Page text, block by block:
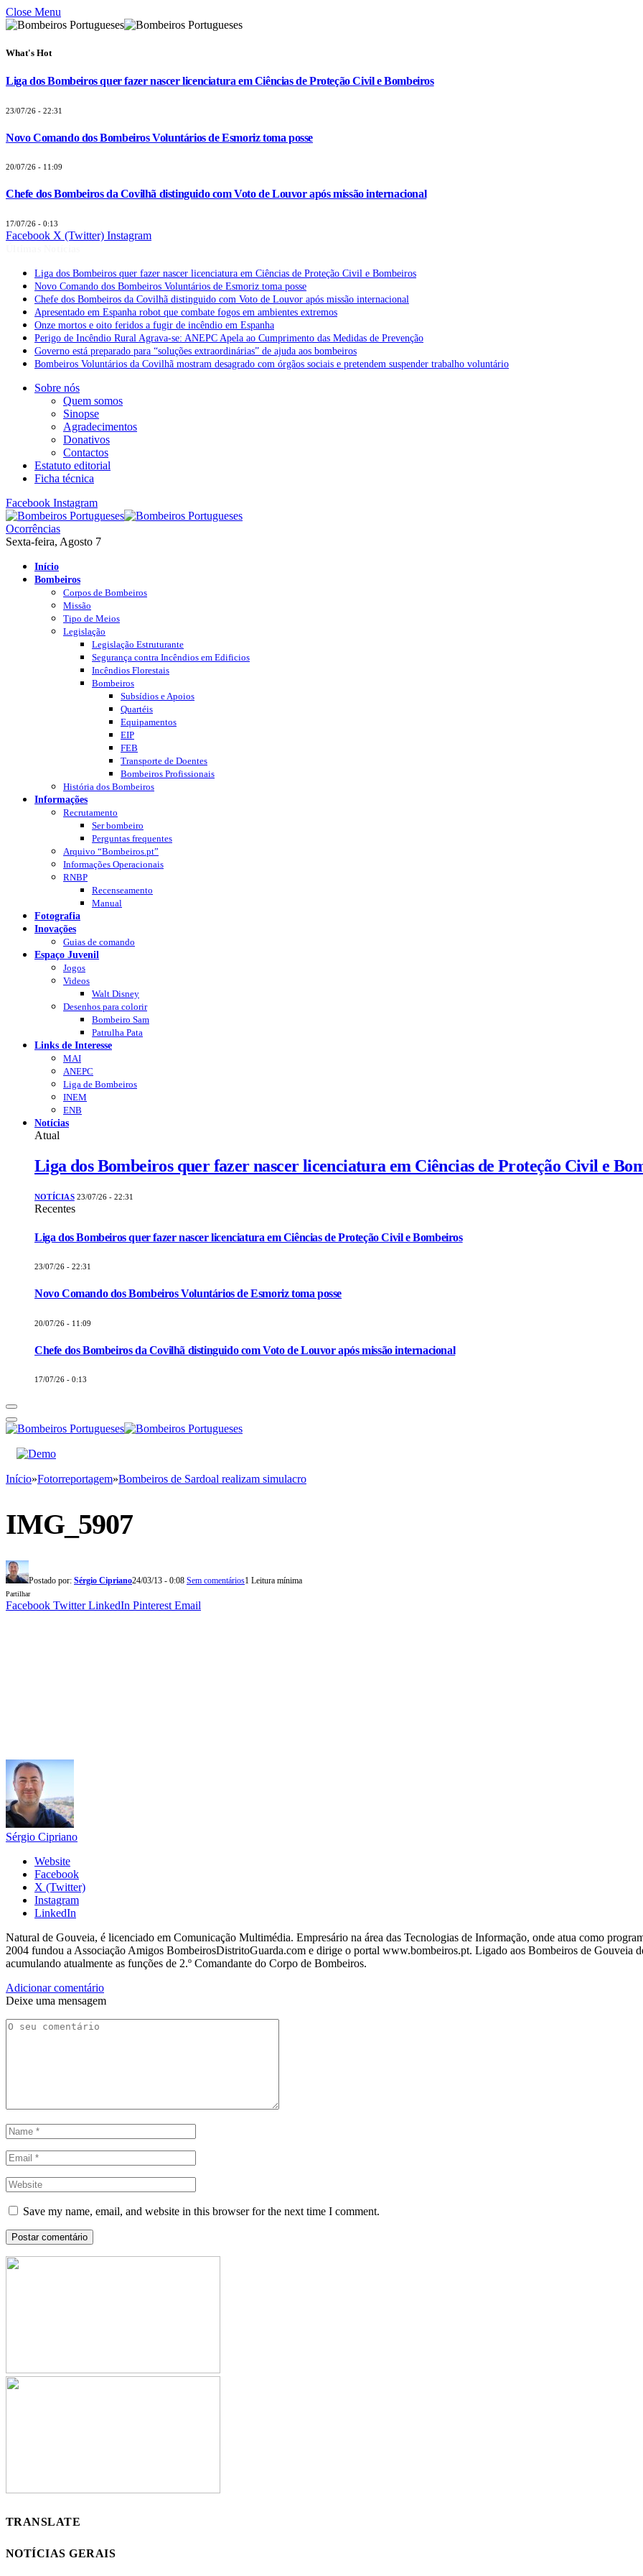
Close Menu
What's Hot
Liga dos Bombeiros quer fazer nascer licenciatura em Ciências de Proteção Civil e Bombeiros
23/07/26 - 22:31
Novo Comando dos Bombeiros Voluntários de Esmoriz toma posse
20/07/26 - 11:09
Chefe dos Bombeiros da Covilhã distinguido com Voto de Louvor após missão internacional
17/07/26 - 0:13
Facebook X (Twitter) Instagram
Liga dos Bombeiros quer fazer nascer licenciatura em Ciências de Proteção Civil e Bombeiros
Novo Comando dos Bombeiros Voluntários de Esmoriz toma posse
Chefe dos Bombeiros da Covilhã distinguido com Voto de Louvor após missão internacional
Apresentado em Espanha robot que combate fogos em ambientes extremos
Onze mortos e oito feridos a fugir de incêndio em Espanha
Perigo de Incêndio Rural Agrava-se: ANEPC Apela ao Cumprimento das Medidas de Prevenção
Governo está preparado para “soluções extraordinárias” de ajuda aos bombeiros
Bombeiros Voluntários da Covilhã mostram desagrado com órgãos sociais e pretendem suspender trabalho voluntário
Sobre nós
Quem somos
Sinopse
Agradecimentos
Donativos
Contactos
Estatuto editorial
Ficha técnica
Facebook Instagram
Ocorrências
Sexta-feira, Agosto 7
Início
Bombeiros
Corpos de Bombeiros
Missão
Tipo de Meios
Legislação
Legislação Estruturante
Segurança contra Incêndios em Edificios
Incêndios Florestais
Bombeiros
Subsídios e Apoios
Quartéis
Equipamentos
EIP
FEB
Transporte de Doentes
Bombeiros Profissionais
História dos Bombeiros
Informações
Recrutamento
Ser bombeiro
Perguntas frequentes
Arquivo “Bombeiros.pt”
Informações Operacionais
RNBP
Recenseamento
Manual
Fotografia
Inovações
Guias de comando
Espaço Juvenil
Jogos
Videos
Walt Disney
Desenhos para colorir
Bombeiro Sam
Patrulha Pata
Links de Interesse
MAI
ANEPC
Liga de Bombeiros
INEM
ENB
Notícias
Atual
Liga dos Bombeiros quer fazer nascer licenciatura em Ciências de Proteção Civil e
NOTÍCIAS 23/07/26 - 22:31
Recentes
Liga dos Bombeiros quer fazer nascer licenciatura em Ciências de Proteção Civil e Bombeiros
23/07/26 - 22:31
Novo Comando dos Bombeiros Voluntários de Esmoriz toma posse
20/07/26 - 11:09
Chefe dos Bombeiros da Covilhã distinguido com Voto de Louvor após missão internacional
17/07/26 - 0:13
Início»Fotorreportagem»Bombeiros de Sardoal realizam simulacro
IMG_5907
Postado por: Sérgio Cipriano24/03/13 - 0:08 Sem comentários1 Leitura mínima
Partilhar
Facebook Twitter LinkedIn Pinterest Email
Sérgio Cipriano
Website
Facebook
X (Twitter)
Instagram
LinkedIn
Natural de Gouveia, é licenciado em Comunicação Multimédia. Empresário na área das Tecnologias de Informação, onde atua como
2004 fundou a Associação Amigos BombeirosDistritoGuarda.com e dirige o portal www.bombeiros.pt. Ligado aos Bombeiros de Gouveia
acumulando atualmente as funções de 2.º Comandante do Corpo de Bombeiros.
Adicionar comentário
Deixe uma mensagem
Save my name, email, and website in this browser for the next time I comment.
TRANSLATE
NOTÍCIAS GERAIS